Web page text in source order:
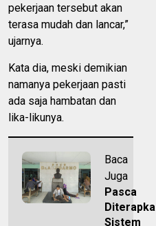
pekerjaan tersebut akan
terasa mudah dan lancar,”
ujarnya.
Kata dia, meski demikian
namanya pekerjaan pasti
ada saja hambatan dan
lika-likunya.
Baca
Juga
Pasca
Sistem